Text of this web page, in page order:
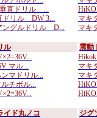
直ドリル ...
リル DW 3...
グルドリル D...
マキ
マキ
ル
マル...
マドリル...
チボル...
震動
マキ
マキ
イド丸ノコ
ジグ